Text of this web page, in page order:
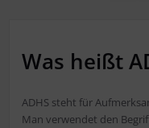
Was heißt
ADHS steht für
Man verwendet den